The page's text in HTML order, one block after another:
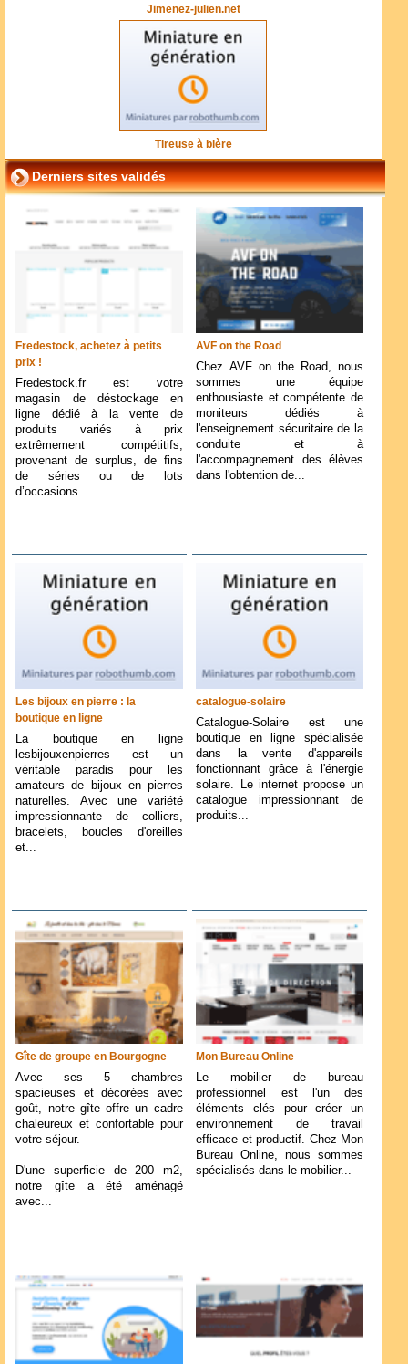
Jimenez-julien.net
Tireuse à bière
Derniers sites validés
Fredestock, achetez à petits
prix !
Fredestock.fr est votre
magasin de déstockage en
ligne dédié à la vente de
produits variés à prix
extrêmement compétitifs,
provenant de surplus, de fins
de séries ou de lots
d’occasions....
AVF on the Road
Chez AVF on the Road, nous
sommes une équipe
enthousiaste et compétente de
moniteurs dédiés à
l'enseignement sécuritaire de la
conduite et à
l'accompagnement des élèves
dans l'obtention de...
Les bijoux en pierre : la
boutique en ligne
La boutique en ligne
lesbijouxenpierres est un
véritable paradis pour les
amateurs de bijoux en pierres
naturelles. Avec une variété
impressionnante de colliers,
bracelets, boucles d'oreilles
et...
catalogue-solaire
Catalogue-Solaire est une
boutique en ligne spécialisée
dans la vente d'appareils
fonctionnant grâce à l'énergie
solaire. Le internet propose un
catalogue impressionnant de
produits...
Gîte de groupe en Bourgogne
Avec ses 5 chambres
spacieuses et décorées avec
goût, notre gîte offre un cadre
chaleureux et confortable pour
votre séjour.
D'une superficie de 200 m2,
notre gîte a été aménagé
avec...
Mon Bureau Online
Le mobilier de bureau
professionnel est l'un des
éléments clés pour créer un
environnement de travail
efficace et productif. Chez Mon
Bureau Online, nous sommes
spécialisés dans le mobilier...